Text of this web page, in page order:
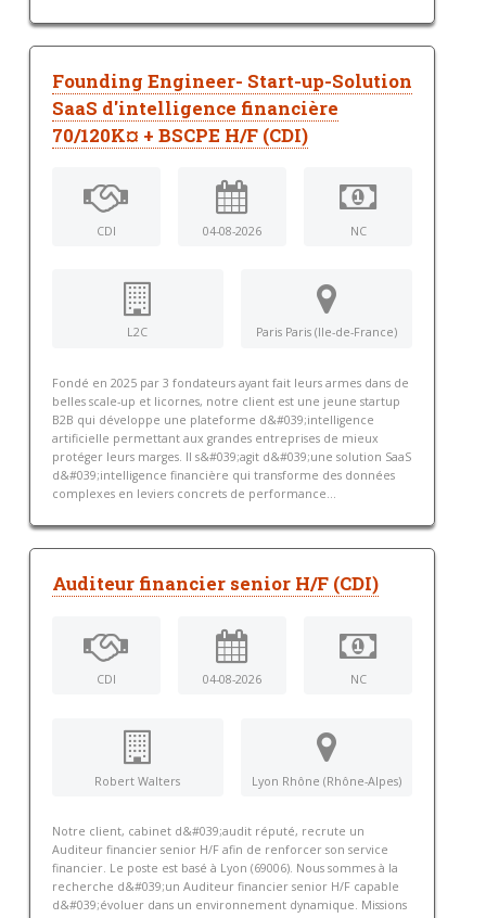
Founding Engineer- Start-up-Solution
SaaS d'intelligence financière
70/120K¤ + BSCPE H/F (CDI)
CDI 04-08-2026 NC
L2C Paris Paris (Ile-de-France)
Fondé en 2025 par 3 fondateurs ayant fait leurs armes dans de
belles scale-up et licornes, notre client est une jeune startup
B2B qui développe une plateforme d&#039;intelligence
artificielle permettant aux grandes entreprises de mieux
protéger leurs marges. Il s&#039;agit d&#039;une solution SaaS
d&#039;intelligence financière qui transforme des données
complexes en leviers concrets de performance...
Auditeur financier senior H/F (CDI)
CDI 04-08-2026 NC
Robert Walters Lyon Rhône (Rhône-Alpes)
Notre client, cabinet d&#039;audit réputé, recrute un
Auditeur financier senior H/F afin de renforcer son service
financier. Le poste est basé à Lyon (69006). Nous sommes à la
recherche d&#039;un Auditeur financier senior H/F capable
d&#039;évoluer dans un environnement dynamique. Missions